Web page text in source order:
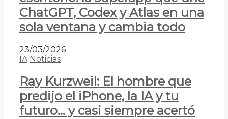
ChatGPT, Codex y Atlas en una
sola ventana y cambia todo
23/03/2026
IA Noticias
Ray Kurzweil: El hombre que
predijo el iPhone, la IA y tu
futuro… y casi siempre acertó